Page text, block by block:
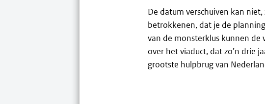
De datum verschuiven kan
betrokkenen, dat je de
van de monsterklus kunnen de
over het viaduct, dat zo’n drie
grootste hulpbrug van